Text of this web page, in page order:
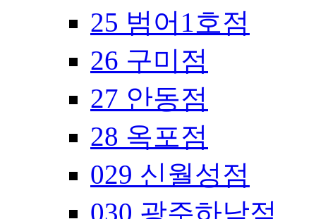
25 범어1호점
26 구미점
27 안동점
28 옥포점
029 신월성점
030 광주하남점